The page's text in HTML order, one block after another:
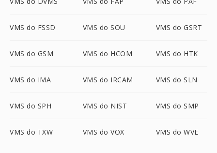
VMS do FSSD VMS do SOU VMS do GSRT
VMS do GSM VMS do HCOM VMS do HTK
VMS do IMA VMS do IRCAM VMS do SLN
VMS do SPH VMS do NIST VMS do SMP
VMS do TXW VMS do VOX VMS do WVE